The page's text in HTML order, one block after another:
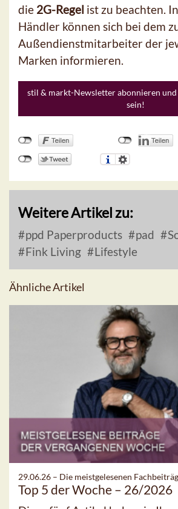
die 2G-Regel ist zu beachten.
Händler können sich bei dem
Außendienstmitarbeiter der
Marken informieren.
stil & markt-Newsletter abonnieren
sein!
Weitere Artikel zu:
ppd Paperproducts pad
Fink Living
Lifestyle
Ähnliche Artikel
29.06.26 – Die meistgelesenen
Top 5 der Woche – 26/2026